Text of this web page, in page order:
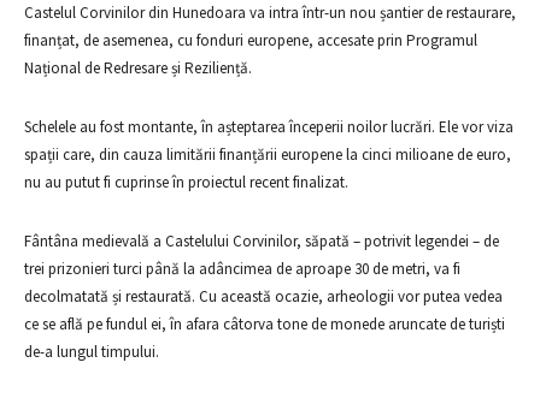
Castelul Corvinilor din Hunedoara va intra într-un nou șantier de restaurare,
finanțat, de asemenea, cu fonduri europene, accesate prin Programul
Național de Redresare și Reziliență.
Schelele au fost montante, în așteptarea începerii noilor lucrări. Ele vor viza
spații care, din cauza limitării finanțării europene la cinci milioane de euro,
nu au putut fi cuprinse în proiectul recent finalizat.
Fântâna medievală a Castelului Corvinilor, săpată – potrivit legendei – de
trei prizonieri turci până la adâncimea de aproape 30 de metri, va fi
decolmatată și restaurată. Cu această ocazie, arheologii vor putea vedea
ce se află pe fundul ei, în afara câtorva tone de monede aruncate de turiști
de-a lungul timpului.